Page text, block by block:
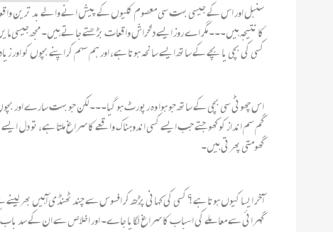
سنبل اور اس کے جیسی بہت سی معصوم کلیوں کے پیش انے والے بد ترین واقعات
کا نتیجہ ہیں۔۔۔ مگر اے روز ایسے دلخراش واقعات بڑھتے جاتے ہیں۔ مجھ جیسی
کسی کی بچی یا بچے کے ساتھ ایسے سانحہ ہوتا ہے، اور ہم سہم کر اپنے بچوں کو اور
اس چھوٹی سی بچی کے ساتھ جو ہوا وہ رپورٹ ہو گیا۔۔۔ لکن جو بہت سارے اور
گم سم انداز کو کھوجتے جب ایسے کسی اندوہناک واقعے کا سراغ ملتا ہے، تو دل
گھومتی پھرتی ہیں۔
آخر ایسا کیوں ہوتا ہے؟ کسی کی کہانی پڑھ کر افسوس سے چند ٹھنڈی آہیں بھر
گہرائی سے معاملے کی اسباب کا سراغ لگایا جاے۔ اور اخلاص سے ان کے سد